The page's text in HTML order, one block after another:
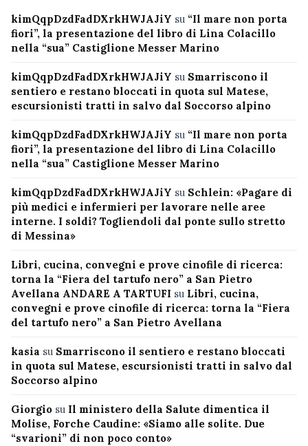
kimQqpDzdFadDXrkHWJAJiY su “Il mare non porta
fiori”, la presentazione del libro di Lina Colacillo
nella “sua” Castiglione Messer Marino
kimQqpDzdFadDXrkHWJAJiY su Smarriscono il
sentiero e restano bloccati in quota sul Matese,
escursionisti tratti in salvo dal Soccorso alpino
kimQqpDzdFadDXrkHWJAJiY su “Il mare non porta
fiori”, la presentazione del libro di Lina Colacillo
nella “sua” Castiglione Messer Marino
kimQqpDzdFadDXrkHWJAJiY su Schlein: «Pagare di
più medici e infermieri per lavorare nelle aree
interne. I soldi? Togliendoli dal ponte sullo stretto
di Messina»
Libri, cucina, convegni e prove cinofile di ricerca:
torna la “Fiera del tartufo nero” a San Pietro
Avellana ANDARE A TARTUFI su Libri, cucina,
convegni e prove cinofile di ricerca: torna la “Fiera
del tartufo nero” a San Pietro Avellana
kasia su Smarriscono il sentiero e restano bloccati
in quota sul Matese, escursionisti tratti in salvo dal
Soccorso alpino
Giorgio su Il ministero della Salute dimentica il
Molise, Forche Caudine: «Siamo alle solite. Due
“svarioni” di non poco conto»